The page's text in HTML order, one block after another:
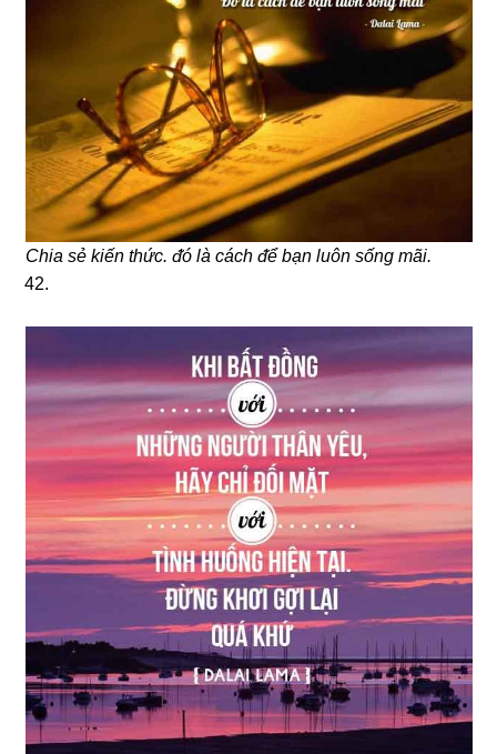
Chia ѕẻ kiến thức. ᵭó là cách ᵭể bạn Ɩuôn sống mãi.
42.